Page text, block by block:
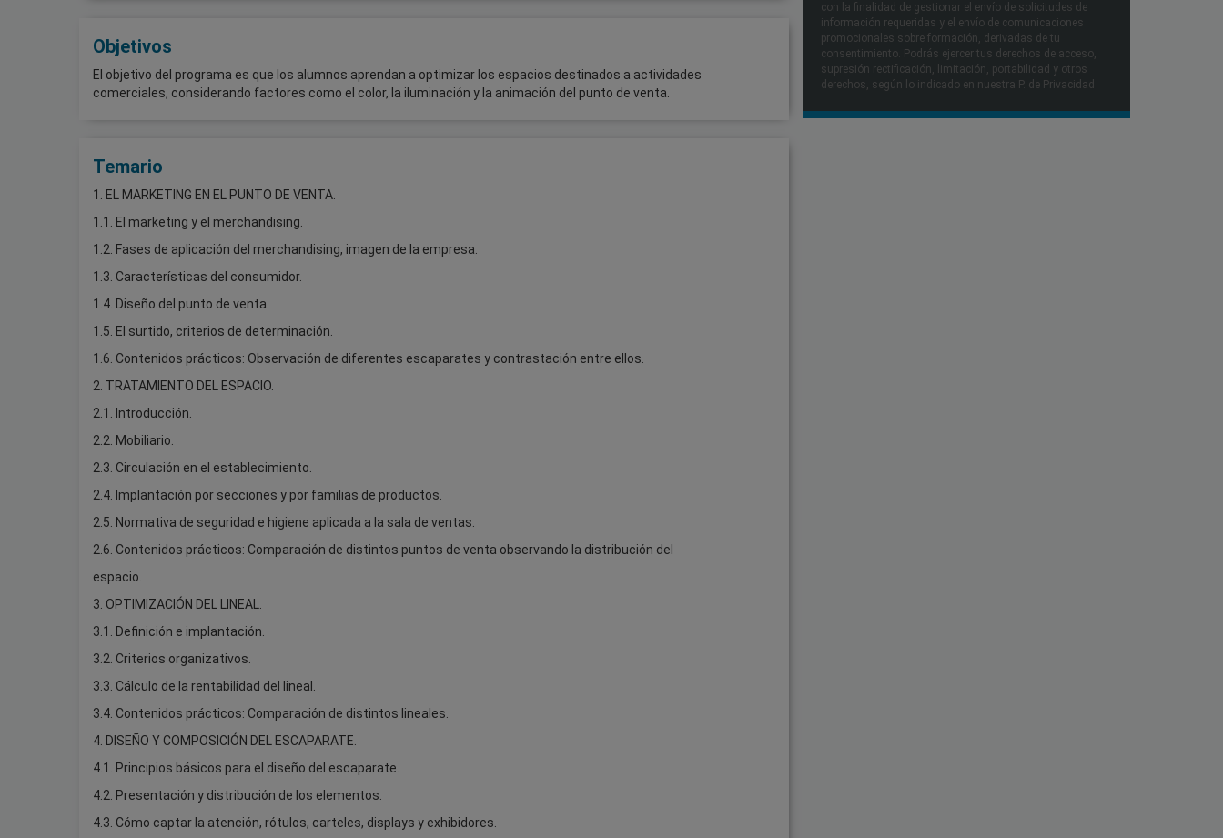
Objetivos
El objetivo del programa es que los alumnos aprendan a optimizar los espacios destinados a actividades
comerciales, considerando factores como el color, la iluminación y la animación del punto de venta.
Temario
1. EL MARKETING EN EL PUNTO DE VENTA.
1.1. El marketing y el merchandising.
1.2. Fases de aplicación del merchandising, imagen de la empresa.
1.3. Características del consumidor.
1.4. Diseño del punto de venta.
1.5. El surtido, criterios de determinación.
1.6. Contenidos prácticos: Observación de diferentes escaparates y contrastación entre ellos.
2. TRATAMIENTO DEL ESPACIO.
2.1. Introducción.
2.2. Mobiliario.
2.3. Circulación en el establecimiento.
2.4. Implantación por secciones y por familias de productos.
2.5. Normativa de seguridad e higiene aplicada a la sala de ventas.
2.6. Contenidos prácticos: Comparación de distintos puntos de venta observando la distribución del
espacio.
3. OPTIMIZACIÓN DEL LINEAL.
3.1. Definición e implantación.
3.2. Criterios organizativos.
3.3. Cálculo de la rentabilidad del lineal.
3.4. Contenidos prácticos: Comparación de distintos lineales.
4. DISEÑO Y COMPOSICIÓN DEL ESCAPARATE.
4.1. Principios básicos para el diseño del escaparate.
4.2. Presentación y distribución de los elementos.
4.3. Cómo captar la atención, rótulos, carteles, displays y exhibidores.
con la finalidad de gestionar el envío de solicitudes de
información requeridas y el envío de comunicaciones
promocionales sobre formación, derivadas de tu
consentimiento. Podrás ejercer tus derechos de acceso,
supresión rectificación, limitación, portabilidad y otros
derechos, según lo indicado en nuestra P. de Privacidad​